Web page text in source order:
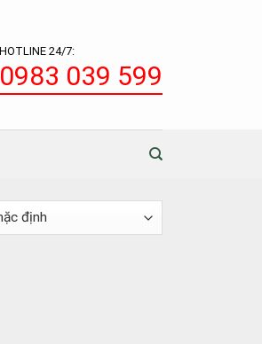
HOTLINE 24/7:
0983 039 599